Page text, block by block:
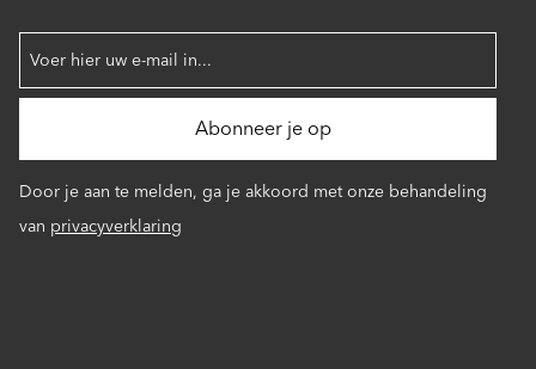
Door je aan te melden, ga je akkoord met onze behandeling
van privacyverklaring